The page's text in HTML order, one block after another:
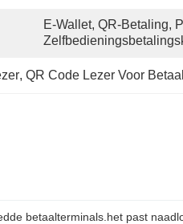
E-Wallet, QR-Betaling,
, QR Code Lezer Voor
betaalterminals.het past